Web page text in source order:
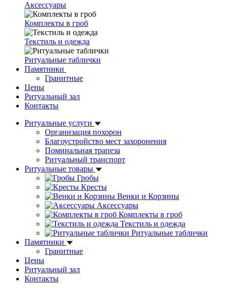
Аксессуары
Комплекты в гроб
Текстиль и одежда
Ритуальные таблички
Памятники
Гранитные
Цены
Ритуальный зал
Контакты
Ритуальные услуги
Организация похорон
Благоустройство мест захоронения
Поминальная трапеза
Ритуальный транспорт
Ритуальные товары
Гробы
Кресты
Венки и Корзины
Аксессуары
Комплекты в гроб
Текстиль и одежда
Ритуальные таблички
Памятники
Гранитные
Цены
Ритуальный зал
Контакты